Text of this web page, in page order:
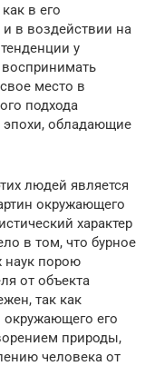
в его
в воздействии на
у
место в
подхода
обладающие
людей является
окружающего
характер
в том, что бурное
наук порою
от объекта
так как
окружающего его
природы,
человека от